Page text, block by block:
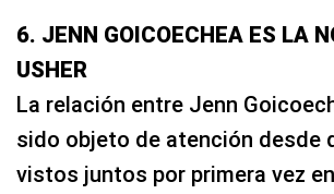
6. JENN GOICOECHEA ES LA
USHER
La relación entre Jenn
sido objeto de atención desde
vistos juntos por primera vez